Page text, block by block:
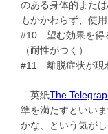
のある身体的また
もかかわらず、使用
#10 望む効果を得
（耐性がつく）
#11 離脱症状が現
英紙The
準を満たすといい
かな、という気が